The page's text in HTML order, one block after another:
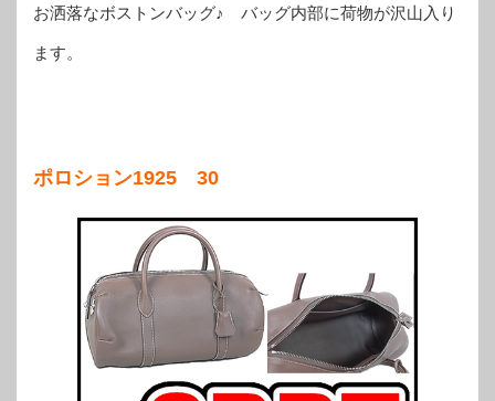
お洒落なボストンバッグ♪ バッグ内部に荷物が沢山入り
ます。
ポロション1925 30